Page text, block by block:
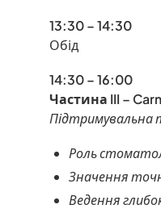
13:30 – 14:30
Обід
14:30 – 16:00
Частина III –
Підтримувальна
Роль
Значення
Ведення